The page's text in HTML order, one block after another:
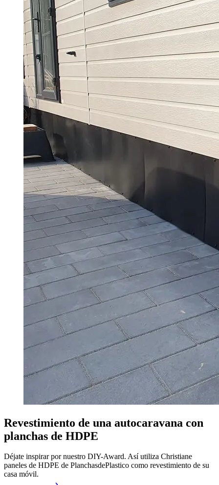
Revestimiento de una autocaravana con
planchas de HDPE
Déjate inspirar por nuestro DIY-Award. Así utiliza Christiane
paneles de HDPE de PlanchasdePlastico como revestimiento de su
casa móvil.